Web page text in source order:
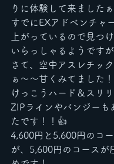
りに体験して来ました
すでにEXアドベンチャ
上がっているので見つ
いらっしゃるようです
さて、空中アスレチッ
ぁ〜〜甘くみてました
けっこうハード＆スリリ
ZIPラインやバンジーも
たです！！👍
4,600円と5,600円のコ
が、5,600円のコースが